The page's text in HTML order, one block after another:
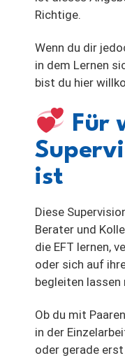
Richtige.
Wenn du dir
in dem Lernen
bist du hier
Für
ist
Diese
Berater und
die EFT lernen,
oder sich auf
begleiten lassen
Ob du mit
in der
oder gerade